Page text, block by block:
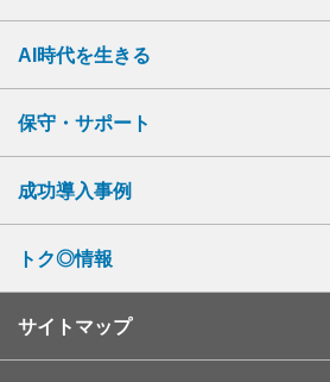
AI時代を生きる
保守・サポート
成功導入事例
トク◎情報
サイトマップ